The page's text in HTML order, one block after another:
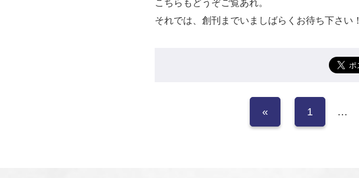
こちらもどうぞご覧あれ。
それでは、創刊までいましばらくお待ち下さい！
« 1 …